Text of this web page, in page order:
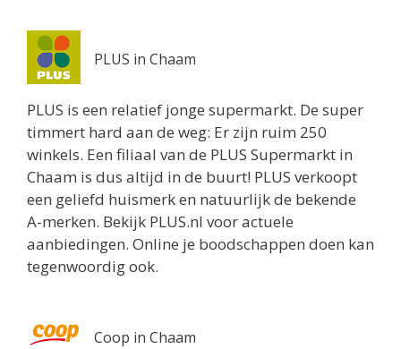
PLUS in Chaam
PLUS is een relatief jonge supermarkt. De super
timmert hard aan de weg: Er zijn ruim 250
winkels. Een filiaal van de PLUS Supermarkt in
Chaam is dus altijd in de buurt! PLUS verkoopt
een geliefd huismerk en natuurlijk de bekende
A-merken. Bekijk PLUS.nl voor actuele
aanbiedingen. Online je boodschappen doen kan
tegenwoordig ook.
Coop in Chaam